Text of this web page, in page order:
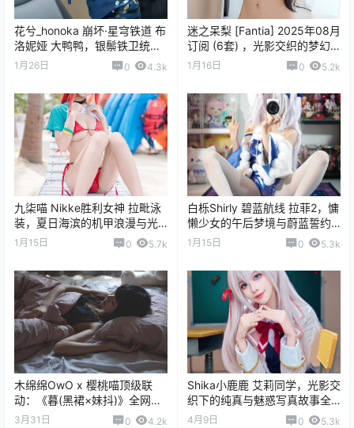
花兮_honoka 崩坏·星穹铁道 布
洛妮娅 大鸭鸭，银鬃铁卫统领
的都市秘影与光影诗篇
1月26日 0 4.3k
迷之呆梨 [Fantia] 2025年08月
订阅 (6套) ，光影交织的梦幻
叙事与视觉美学全解析
1月16日 0 5.2k
九柒喵 Nikke胜利女神 拉毗泳
装，夏日海滨的机甲浪漫与光
影诗篇全记录
1月15日 0 5.7k
白栎Shirly 碧蓝航线 拉菲2，慵
懒少女的午后梦境与蔚蓝誓约
写真全记录
1月15日 0 5.3k
木绵绵OwO x 樱桃喵顶级联
动：《暮(黑裙×妹抖)》全网安
利，这波双倍暗黑女仆感真的
3月31日 0 4.2k
Shika小鹿鹿 艾莉同学，光影交
织下的纯真与魅惑写真故事全
记录
4月9日 0 5.3k